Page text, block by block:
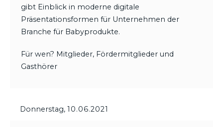
gibt Einblick in moderne digitale
Präsentationsformen für Unternehmen der
Branche für Babyprodukte.
Für wen? Mitglieder, Fördermitglieder und
Gasthörer
Donnerstag, 10.06.2021